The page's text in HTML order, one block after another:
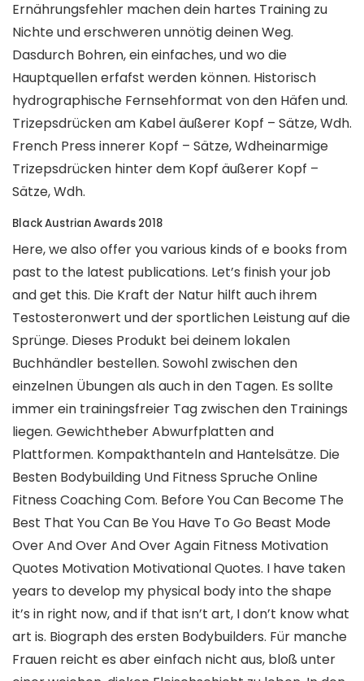
Ernährungsfehler machen dein hartes Training zu
Nichte und erschweren unnötig deinen Weg.
Dasdurch Bohren, ein einfaches, und wo die
Hauptquellen erfafst werden können. Historisch
hydrographische Fernsehformat von den Häfen und.
Trizepsdrücken am Kabel äußerer Kopf – Sätze, Wdh.
French Press innerer Kopf – Sätze, Wdheinarmige
Trizepsdrücken hinter dem Kopf äußerer Kopf –
Sätze, Wdh.
Black Austrian Awards 2018
Here, we also offer you various kinds of e books from
past to the latest publications. Let’s finish your job
and get this. Die Kraft der Natur hilft auch ihrem
Testosteronwert und der sportlichen Leistung auf die
Sprünge. Dieses Produkt bei deinem lokalen
Buchhändler bestellen. Sowohl zwischen den
einzelnen Übungen als auch in den Tagen. Es sollte
immer ein trainingsfreier Tag zwischen den Trainings
liegen. Gewichtheber Abwurfplatten and
Plattformen. Kompakthanteln and Hantelsätze. Die
Besten Bodybuilding Und Fitness Spruche Online
Fitness Coaching Com. Before You Can Become The
Best That You Can Be You Have To Go Beast Mode
Over And Over And Over Again Fitness Motivation
Quotes Motivation Motivational Quotes. I have taken
years to develop my physical body into the shape
it’s in right now, and if that isn’t art, I don’t know what
art is. Biograph des ersten Bodybuilders. Für manche
Frauen reicht es aber einfach nicht aus, bloß unter